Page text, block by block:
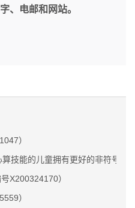
、电邮和网站。
）
技能的儿童拥有更好的非符号数
X200324170）
）